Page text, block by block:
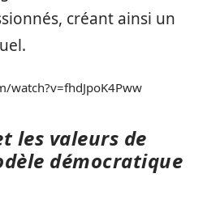
créant ainsi un
watch?v=fhdJpoK4Pww
les valeurs de
démocratique